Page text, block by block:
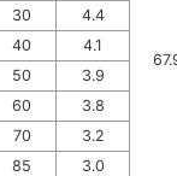
30
4.4
40
4.1
50
3.9
60
3.8
70
3.2
85
3.0